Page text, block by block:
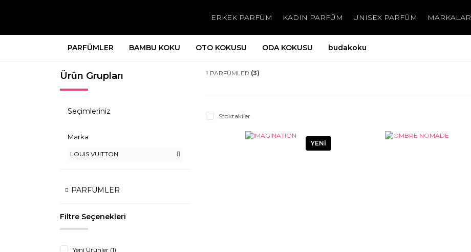
ERKEK PARFÜM KADIN PARFÜM UNISEX PARFÜM MARKALAR
PARFÜMLER BAMBU KOKU OTO KOKUSU ODA KOKUSU budakoku
Ürün Grupları
Seçimleriniz
Marka
LOUIS VUITTON
PARFÜMLER
Filtre Seçenekleri
Yeni Ürünler (1)
PARFÜMLER (3)
Stoktakiler
YENİ